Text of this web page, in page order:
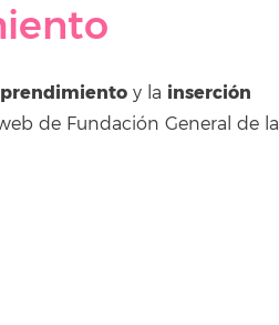
y la inserción
de Fundación General de la